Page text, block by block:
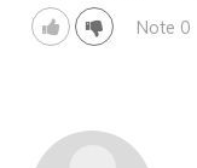
Note 0